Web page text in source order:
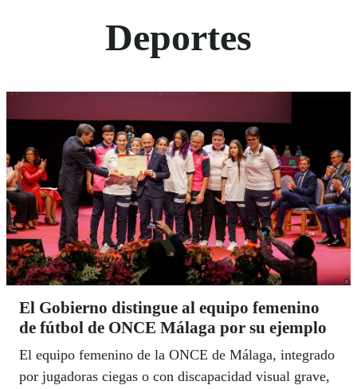
Deportes
El Gobierno distingue al equipo femenino
de fútbol de ONCE Málaga por su ejemplo
El equipo femenino de la ONCE de Málaga, integrado
por jugadoras ciegas o con discapacidad visual grave,